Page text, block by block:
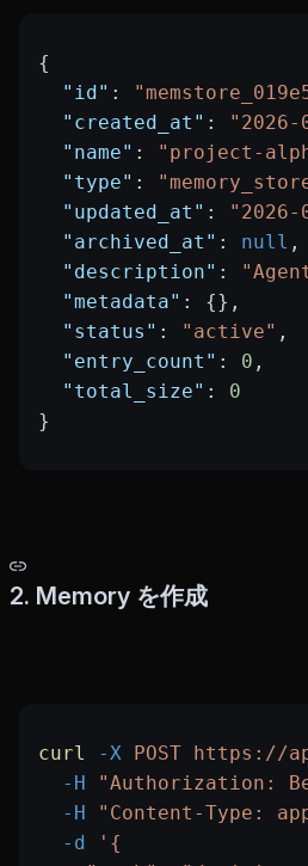
{
  "id"
:
  "created_at"
:
"2026-
  "name"
: "project-
  "type"
:
  "updated_at"
:
"2026-
  "archived_at"
: null ,
  "description"
:
  "metadata"
: {},
  "status"
: "active" ,
  "entry_count"
: 0 ,
  "total_size"
: 0
}
2. Memory を作成
curl -X POST https://
  -H
"Authorization:
  -H
"Content-Type:
  -d
'{